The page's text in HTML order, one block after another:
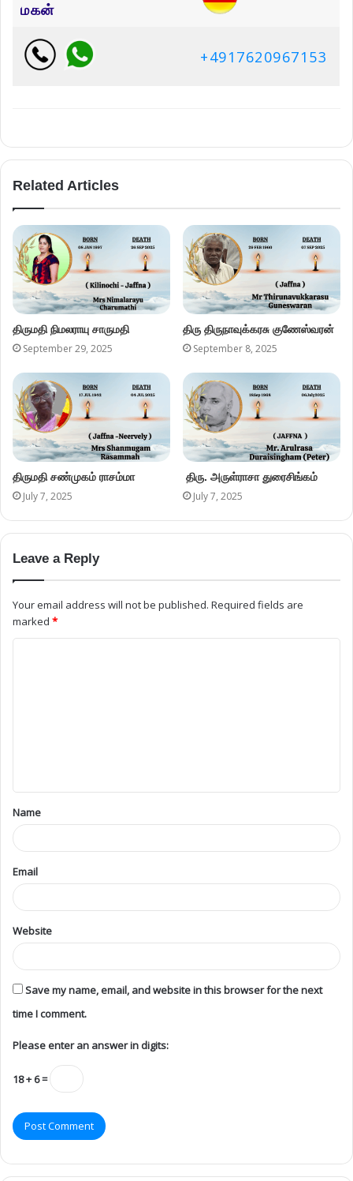
மகன்
+4917620967153
Related Articles
திருமதி நிமலராயு சாருமதி
September 29, 2025
திரு திருநாவுக்கரசு குணேஸ்வரன்
September 8, 2025
திருமதி சண்முகம் ராசம்மா
July 7, 2025
திரு. அருள்ராசா துரைசிங்கம்
July 7, 2025
Leave a Reply
Your email address will not be published. Required fields are
marked *
Name
Email
Website
Save my name, email, and website in this browser for the next
time I comment.
Please enter an answer in digits:
18 + 6 =